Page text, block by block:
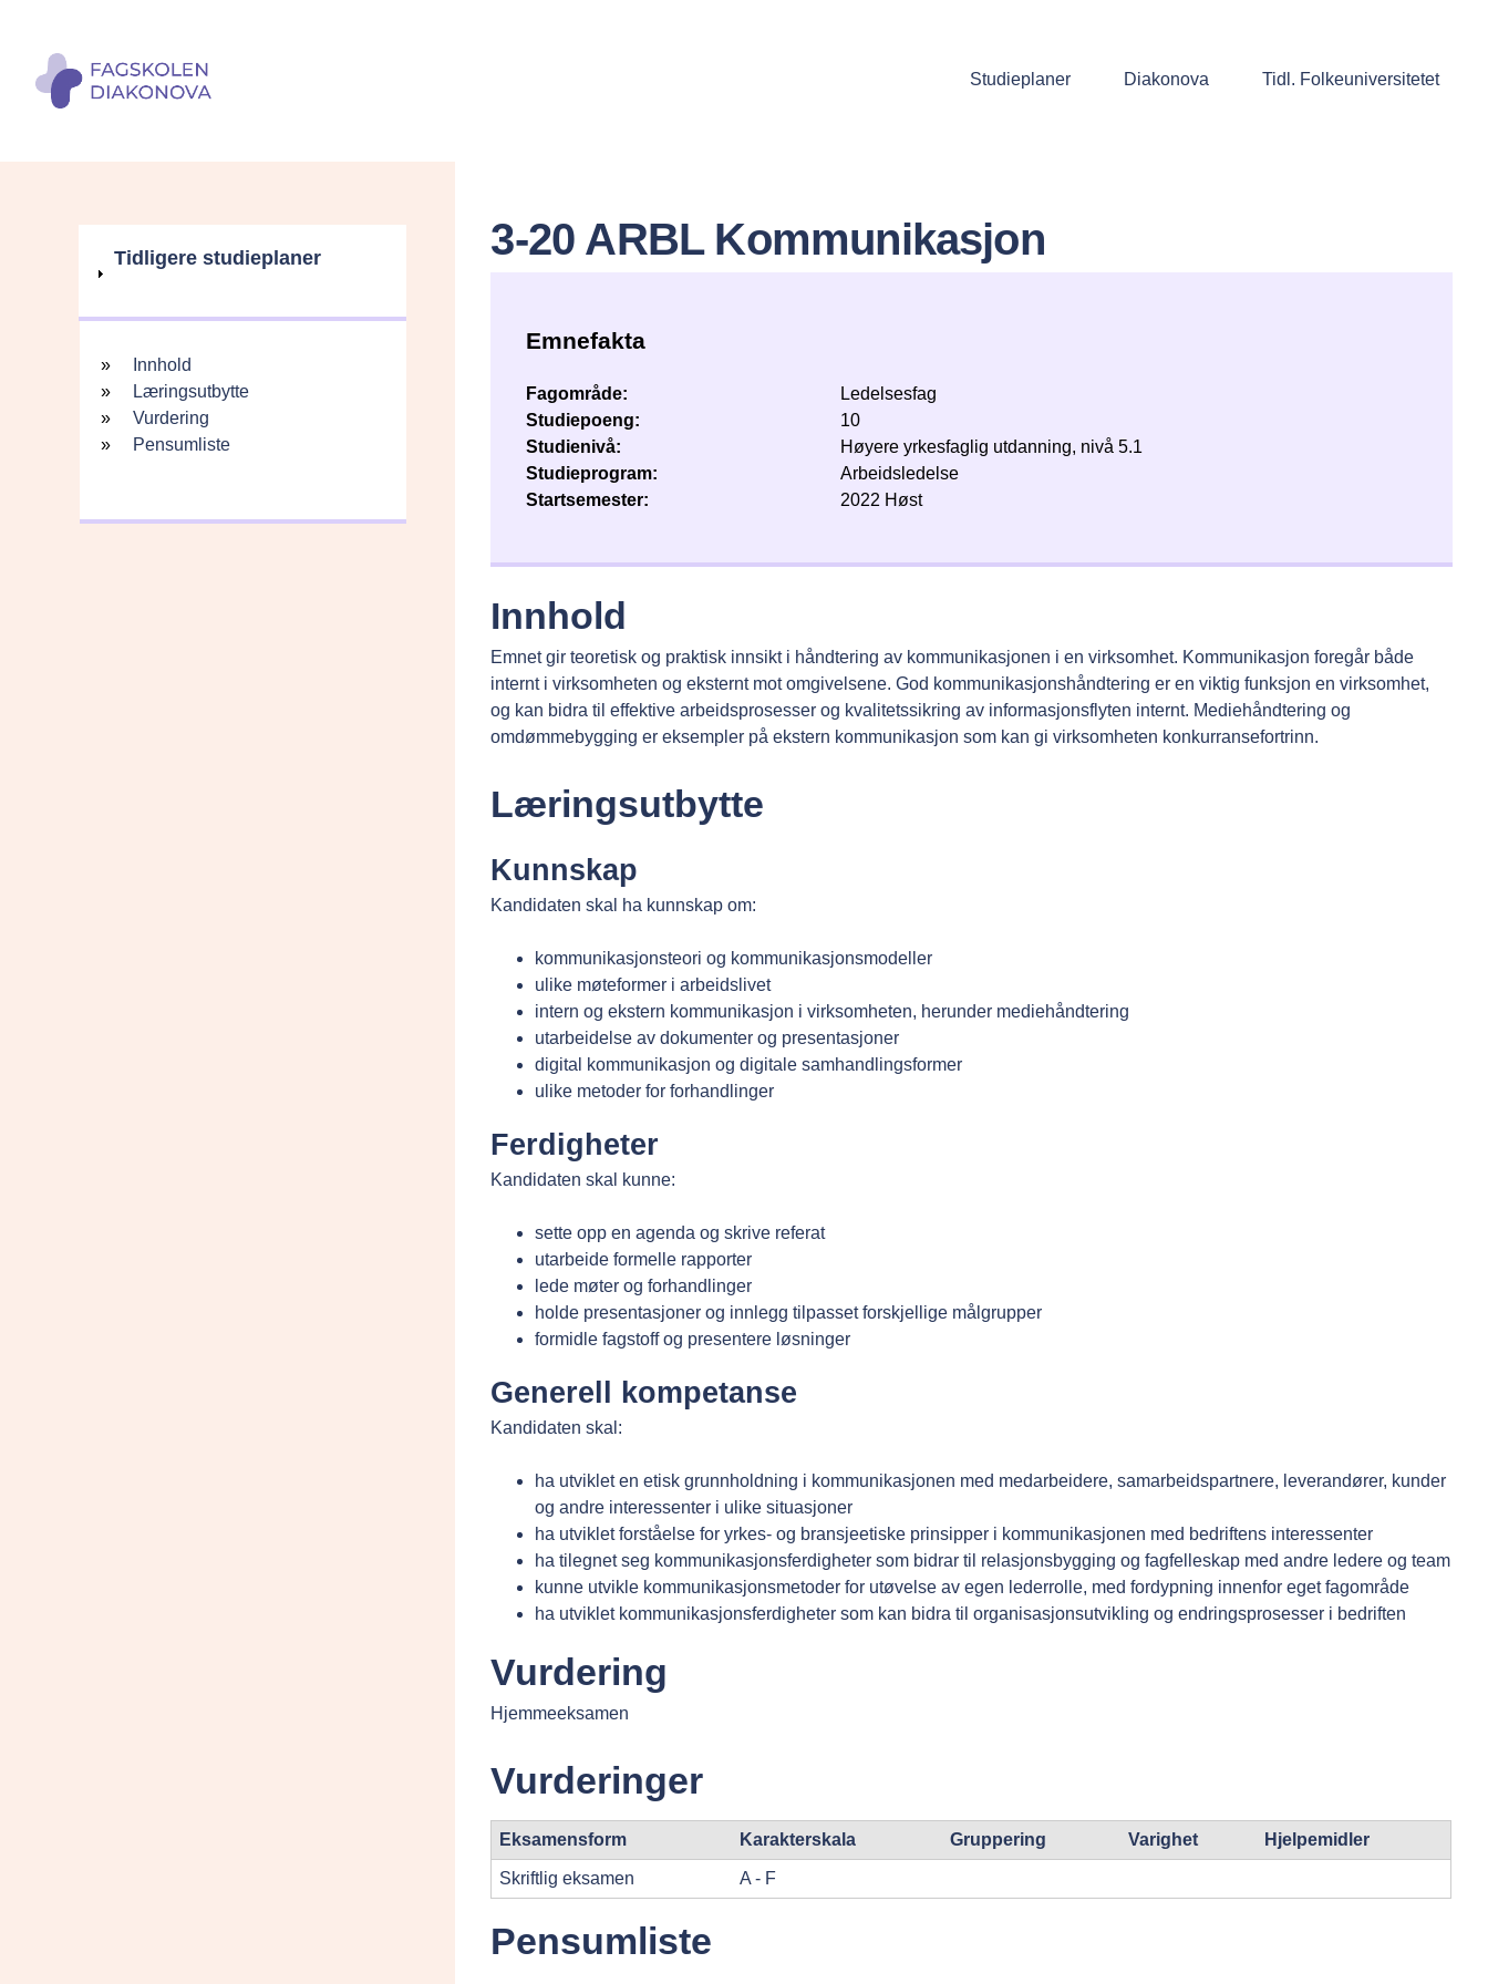
Studieplaner Diakonova Tidl. Folkeuniversitetet
V
s
Tidligere studieplaner
Innhold
Innhold
Læringsutbytte
Vurdering
Pensumliste
3-20 ARBL Kommunikasjon
Emnefakta
Fagområde
Ledelsesfag
Studiepoeng
10
Studienivå
Høyere yrkesfaglig utdanning, nivå 5.1
Studieprogram
Arbeidsledelse
Startsemester
2022 Høst
Innhold
Emnet gir teoretisk og praktisk innsikt i håndtering av kommunikasjonen i en virksomhet. Kommunikasjon foregår både
internt i virksomheten og eksternt mot omgivelsene. God kommunikasjonshåndtering er en viktig funksjon en virksomhet,
og kan bidra til effektive arbeidsprosesser og kvalitetssikring av informasjonsflyten internt. Mediehåndtering og
omdømmebygging er eksempler på ekstern kommunikasjon som kan gi virksomheten konkurransefortrinn.
Læringsutbytte
Kunnskap
Kandidaten skal ha kunnskap om:
kommunikasjonsteori og kommunikasjonsmodeller
ulike møteformer i arbeidslivet
intern og ekstern kommunikasjon i virksomheten, herunder mediehåndtering
utarbeidelse av dokumenter og presentasjoner
digital kommunikasjon og digitale samhandlingsformer
ulike metoder for forhandlinger
Ferdigheter
Kandidaten skal kunne:
sette opp en agenda og skrive referat
utarbeide formelle rapporter
lede møter og forhandlinger
holde presentasjoner og innlegg tilpasset forskjellige målgrupper
formidle fagstoff og presentere løsninger
Generell kompetanse
Kandidaten skal:
ha utviklet en etisk grunnholdning i kommunikasjonen med medarbeidere, samarbeidspartnere, leverandører, kunder
og andre interessenter i ulike situasjoner
ha utviklet forståelse for yrkes- og bransjeetiske prinsipper i kommunikasjonen med bedriftens interessenter
ha tilegnet seg kommunikasjonsferdigheter som bidrar til relasjonsbygging og fagfelleskap med andre ledere og team
kunne utvikle kommunikasjonsmetoder for utøvelse av egen lederrolle, med fordypning innenfor eget fagområde
ha utviklet kommunikasjonsferdigheter som kan bidra til organisasjonsutvikling og endringsprosesser i bedriften
Vurdering
Hjemmeeksamen
Vurderinger
Eksamensform Karakterskala Gruppering Varighet Hjelpemidler
Skriftlig eksamen A - F
Pensumliste